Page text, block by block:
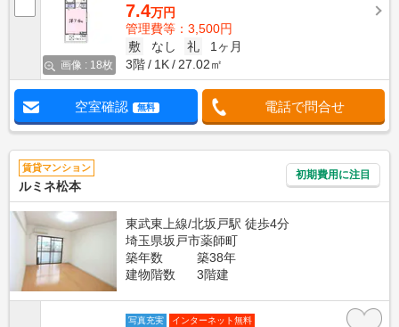
画像 : 18枚
7.4万円
管理費等：3,500円
敷
なし 礼
1ヶ月
3階
1K 27.02㎡
空室確認 無料 電話で問合せ
賃貸マンション
ルミネ松本
初期費用に注目
東武東上線/北坂戸駅 徒歩4分
埼玉県坂戸市薬師町
築年数
築38年
建物階数
3階建
写真充実 インターネット無料